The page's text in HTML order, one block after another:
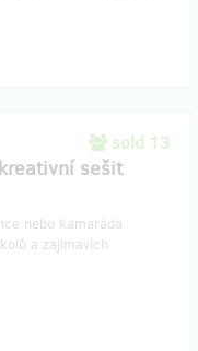
sold 13
sešit
nebo kamaráda
a zajimavích